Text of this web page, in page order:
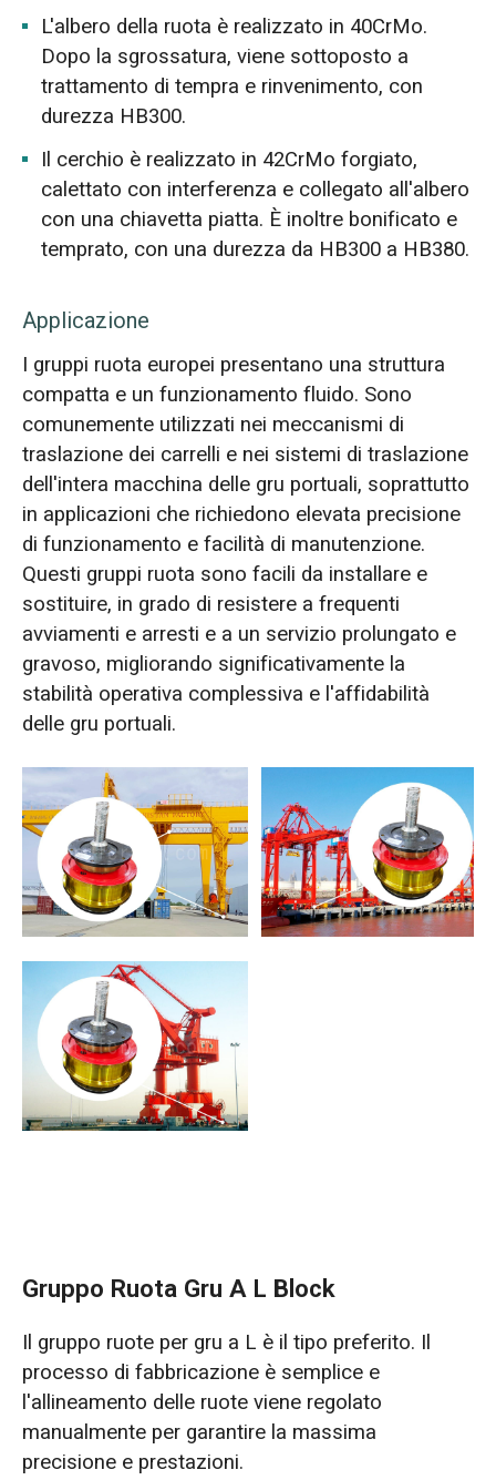
L'albero della ruota è realizzato in 40CrMo.
Dopo la sgrossatura, viene sottoposto a
trattamento di tempra e rinvenimento, con
durezza HB300.
Il cerchio è realizzato in 42CrMo forgiato,
calettato con interferenza e collegato all'albero
con una chiavetta piatta. È inoltre bonificato e
temprato, con una durezza da HB300 a HB380.
Applicazione
I gruppi ruota europei presentano una struttura
compatta e un funzionamento fluido. Sono
comunemente utilizzati nei meccanismi di
traslazione dei carrelli e nei sistemi di traslazione
dell'intera macchina delle gru portuali, soprattutto
in applicazioni che richiedono elevata precisione
di funzionamento e facilità di manutenzione.
Questi gruppi ruota sono facili da installare e
sostituire, in grado di resistere a frequenti
avviamenti e arresti e a un servizio prolungato e
gravoso, migliorando significativamente la
stabilità operativa complessiva e l'affidabilità
delle gru portuali.
Gruppo Ruota Gru A L Block
Il gruppo ruote per gru a L è il tipo preferito. Il
processo di fabbricazione è semplice e
l'allineamento delle ruote viene regolato
manualmente per garantire la massima
precisione e prestazioni.